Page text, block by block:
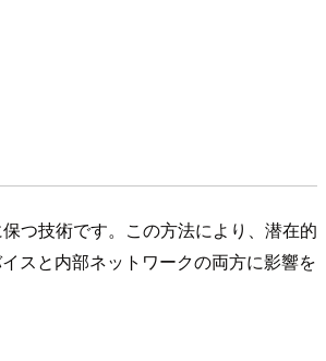
つ技術です。この方法により、潜在的
スと内部ネットワークの両方に影響を